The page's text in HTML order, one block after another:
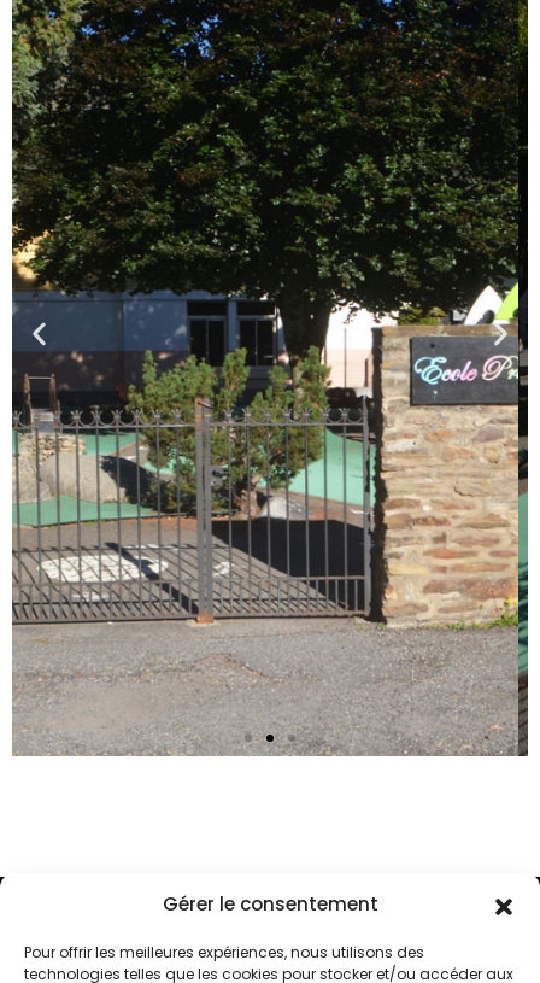
Gérer le consentement
Pour offrir les meilleures expériences, nous utilisons des
technologies telles que les cookies pour stocker et/ou accéder aux
MAIRIE
SAINT-
HORAIRES
Du
2025